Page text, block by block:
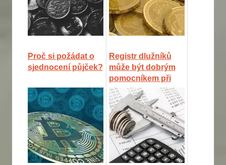
Proč si požádat o
sjednocení půjček?
Registr dlužníků
může být dobrým
pomocníkem při
prověřování osob